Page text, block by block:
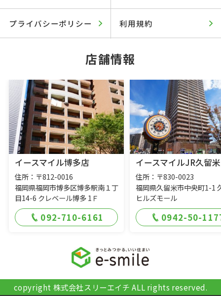
プライバシーポリシー 利用規約
店舗情報
イースマイル博多店
住所：〒812-0016
福岡県福岡市博多区博多駅南１丁
目14-6 クレベール博多 1Ｆ
092-710-6161
イースマイルJR久留
住所：〒830-0023
福岡県久留米市中央町1-1
ヒルズモール
0942-50-
copyright 株式会社スリーエイチ ALL rights reserved.